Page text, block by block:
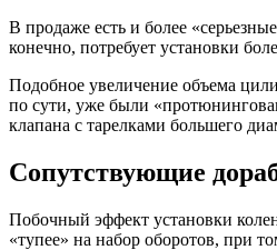
В продаже есть и более
конечно, потребует установки
Подобное увеличение объема
по сути, уже были
клапана с тарелками большего
Сопутствующие
Побочный эффект установки
«тупее» на набор оборотов, при